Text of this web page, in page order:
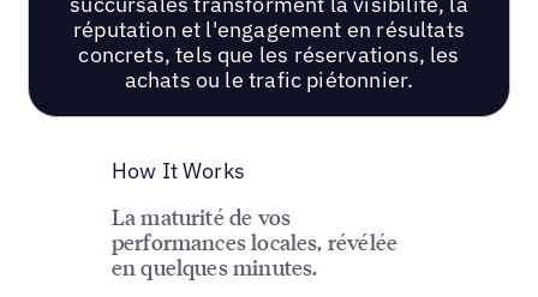
réputation et l'engagement en résultats
concrets, tels que les réservations, les
achats ou le trafic piétonnier.
How It Works
La maturité de vos
performances locales, révélée
en quelques minutes.